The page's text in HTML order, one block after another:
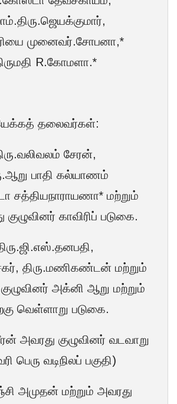
முனைவர்.சோபனா,*
R.கோமளா.*
தலைவர்கள்:
சேரன்,
பாதி கல்யாணம்
சத்தியநாராயணா* மற்றும்
காவிரிப் படுகை.
திரு.மணிகண்டன் மற்றும்
அக்னி ஆறு மற்றும்
வெள்ளாறு படுகை.
அவரது குழுவினர் வடவாறு
பெரு வடிநிலப் பகுதி)
அமுதன் மற்றும் அவரது